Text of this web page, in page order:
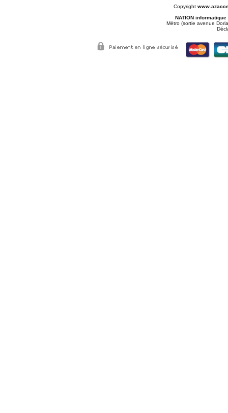
Copyright
NATION informatique
Métro (sortie avenue